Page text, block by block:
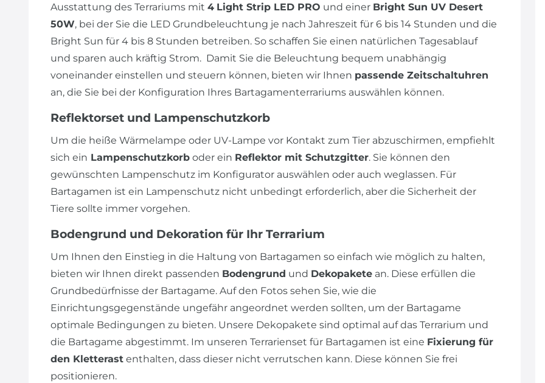
Ausstattung des Terrariums mit 4 Light Strip LED PRO und einer Bright Sun UV Desert
50W, bei der Sie die LED Grundbeleuchtung je nach Jahreszeit für 6 bis 14 Stunden und die
Bright Sun für 4 bis 8 Stunden betreiben. So schaffen Sie einen natürlichen Tagesablauf
und sparen auch kräftig Strom. Damit Sie die Beleuchtung bequem unabhängig
voneinander einstellen und steuern können, bieten wir Ihnen passende Zeitschaltuhren
an, die Sie bei der Konfiguration Ihres Bartagamenterrariums auswählen können.
Reflektorset und Lampenschutzkorb
Um die heiße Wärmelampe oder UV-Lampe vor Kontakt zum Tier abzuschirmen, empfiehlt
sich ein Lampenschutzkorb oder ein Reflektor mit Schutzgitter. Sie können den
gewünschten Lampenschutz im Konfigurator auswählen oder auch weglassen. Für
Bartagamen ist ein Lampenschutz nicht unbedingt erforderlich, aber die Sicherheit der
Tiere sollte immer vorgehen.
Bodengrund und Dekoration für Ihr Terrarium
Um Ihnen den Einstieg in die Haltung von Bartagamen so einfach wie möglich zu halten,
bieten wir Ihnen direkt passenden Bodengrund und Dekopakete an. Diese erfüllen die
Grundbedürfnisse der Bartagame. Auf den Fotos sehen Sie, wie die
Einrichtungsgegenstände ungefähr angeordnet werden sollten, um der Bartagame
optimale Bedingungen zu bieten. Unsere Dekopakete sind optimal auf das Terrarium und
die Bartagame abgestimmt. Im unseren Terrarienset für Bartagamen ist eine Fixierung für
den Kletterast enthalten, dass dieser nicht verrutschen kann. Diese können Sie frei
positionieren.